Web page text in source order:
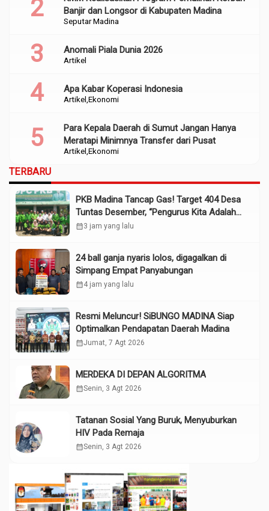
Seputar Madina
Banjir dan Longsor di Kabupaten Madina
Artikel
Anomali Piala Dunia 2026
Artikel Ekonomi
Apa Kabar Koperasi Indonesia
Artikel Ekonomi
Para Kepala Daerah di Sumut Jangan Hanya
Meratapi Minimnya Transfer dari Pusat
TERBARU
PKB Madina Tancap Gas! Target 404 Desa
Tuntas Desember, “Pengurus Kita Adalah
Tokoh”
calendar_month3 jam yang lalu
24 ball ganja nyaris lolos, digagalkan di
Simpang Empat Panyabungan
calendar_month4 jam yang lalu
Resmi Meluncur! SiBUNGO MADINA Siap
Optimalkan Pendapatan Daerah Madina
calendar_monthJumat, 7 Agt 2026
MERDEKA DI DEPAN ALGORITMA
calendar_monthSenin, 3 Agt 2026
Tatanan Sosial Yang Buruk, Menyuburkan
HIV Pada Remaja
calendar_monthSenin, 3 Agt 2026